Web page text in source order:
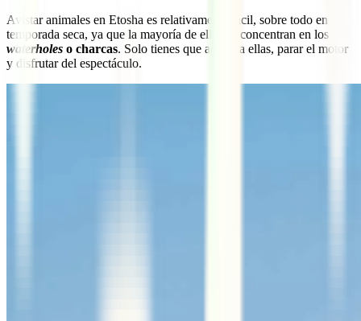
Avistar animales en Etosha es relativamente fácil, sobre todo en
temporada seca, ya que la mayoría de ellos se concentran en los
waterholes o charcas. Solo tienes que acudir a ellas, parar el motor
y disfrutar del espectáculo.